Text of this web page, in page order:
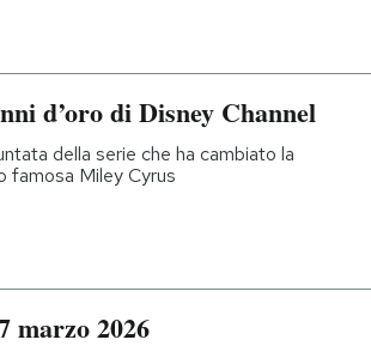
d’oro di Disney Channel
della serie che ha cambiato la
famosa Miley Cyrus
marzo 2026